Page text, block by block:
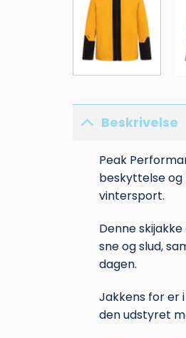
Beskrivelse
Peak
beskyttelse
vintersport.
Denne
sne og slud,
dagen.
Jakkens for er
den udstyret